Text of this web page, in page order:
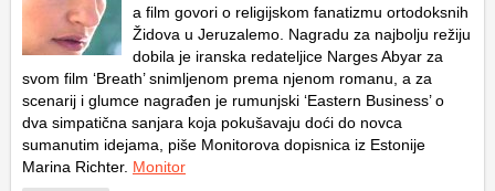
a film govori o religijskom fanatizmu ortodoksnih
Židova u Jeruzalemo. Nagradu za najbolju režiju
dobila je iranska redateljice Narges Abyar za
svom film ‘Breath’ snimljenom prema njenom romanu, a za
scenarij i glumce nagrađen je rumunjski ‘Eastern Business’ o
dva simpatična sanjara koja pokušavaju doći do novca
sumanutim idejama, piše Monitorova dopisnica iz Estonije
Marina Richter. Monitor